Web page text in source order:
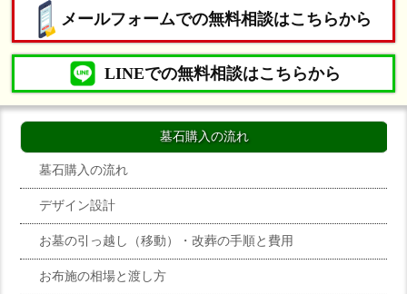
メールフォームでの無料相談はこちらから
LINEでの無料相談はこちらから
墓石購入の流れ
墓石購入の流れ
デザイン設計
お墓の引っ越し（移動）・改葬の手順と費用
お布施の相場と渡し方